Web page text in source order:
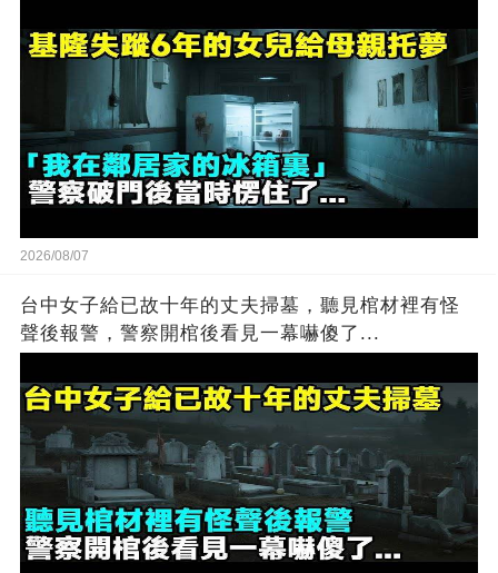
2026/08/07
台中女子給已故十年的丈夫掃墓，聽見棺材裡有怪
聲後報警，警察開棺後看見一幕嚇傻了...